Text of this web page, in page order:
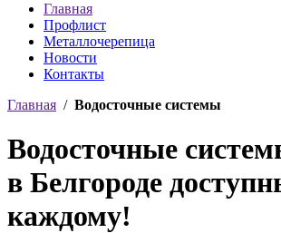
Главная
Профлист
Металлочерепица
Новости
Контакты
Главная / Водосточные системы
Водосточные
в Белгороде
каждому!